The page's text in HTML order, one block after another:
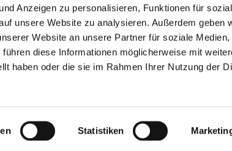
Anzeigen zu personalisieren, Funktionen für
unsere Website zu analysieren. Außerdem geben
Website an unsere Partner für soziale Medien,
diese Informationen möglicherweise mit
haben oder die sie im Rahmen Ihrer Nutzung der
Statistiken